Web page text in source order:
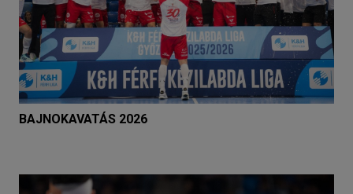
BAJNOKAVATÁS 2026